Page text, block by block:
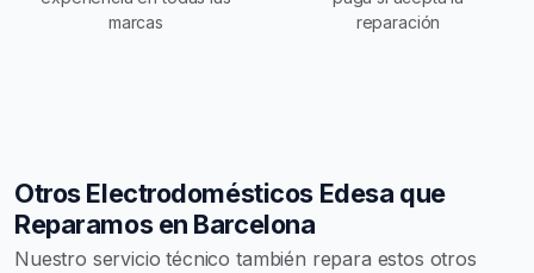
marcas
reparación
Otros Electrodomésticos Edesa que
Reparamos en Barcelona
Nuestro servicio técnico también repara estos otros